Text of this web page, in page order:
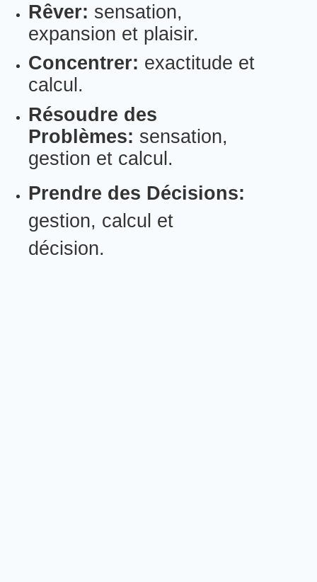
Rêver: sensation,
expansion et plaisir.
Concentrer: exactitude et
calcul.
Résoudre des
Problèmes: sensation,
gestion et calcul.
Prendre des Décisions:
gestion, calcul et
décision.